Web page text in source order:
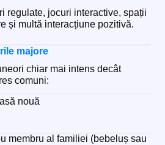
regulate, jocuri interactive, spații
și multă interacțiune pozitivă.
majore
chiar mai intens decât
comuni:
nouă
membru al familiei (bebeluș sau